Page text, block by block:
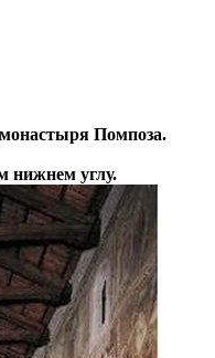
монастыря Помпоза.
нижнем углу.